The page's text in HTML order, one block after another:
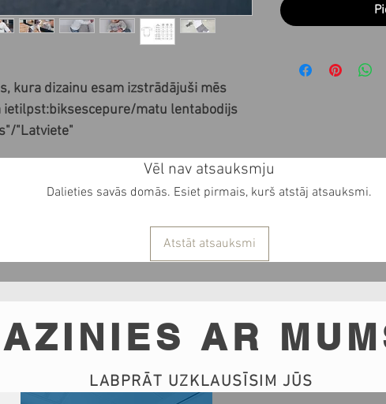
kura dizainu esam izstrādājuši mēs
ietilpst:biksescepure/matu lentabodijs
"Latviete"
Vēl nav atsauksmju
Dalieties savās domās. Esiet pirmais, kurš atstāj atsauksmi.
Atstāt atsauksmi
AR
LABPRĀT UZKLAUSĪSIM JŪS